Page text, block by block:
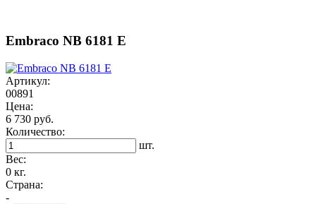
Embraco NB 6181 E
Артикул:
00891
Цена:
6 730 руб.
Количество:
шт.
Вес:
0 кг.
Страна:
-